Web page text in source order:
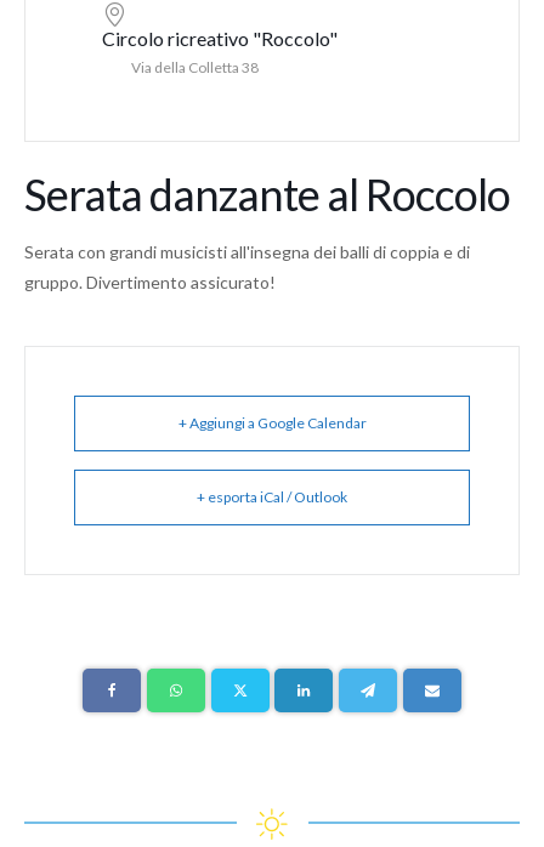
Circolo ricreativo "Roccolo"
Via della Colletta 38
Serata danzante al Roccolo
Serata con grandi musicisti all'insegna dei balli di coppia e di
gruppo. Divertimento assicurato!
+ Aggiungi a Google Calendar
+ esporta iCal / Outlook